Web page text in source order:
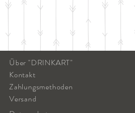
Über "DRINKART"
Kontakt
Zahlungsmethoden
Versand